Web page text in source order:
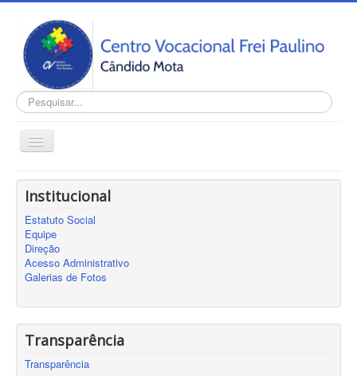
Pesquisar...
Alternar
Navegação
Home
INSTITUCIONAL
Transparência
Notícias
Contato
Cadastro
Sobre
Institucional
Estatuto Social
Equipe
Direção
Acesso Administrativo
Galerias de Fotos
Transparência
Transparência